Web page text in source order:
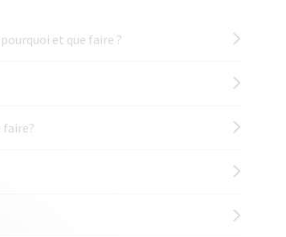
et que faire ?
faire?